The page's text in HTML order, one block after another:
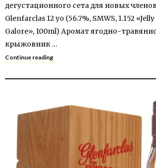
дегустационного сета для новых
Glenfarclas 12 yo (56.7%, SMWS, 1.152
Galore», 100ml) Аромат ягодно-
крыжовник …
Continue reading